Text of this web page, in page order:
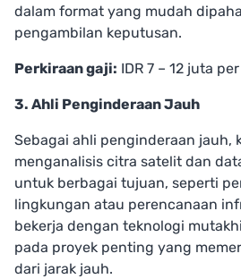
dalam format yang mudah
pengambilan keputusan.
Perkiraan gaji: IDR 7 – 12 juta
3. Ahli Penginderaan Jauh
Sebagai ahli penginderaan jauh,
menganalisis citra satelit dan
untuk berbagai tujuan, seperti
lingkungan atau perencanaan
bekerja dengan teknologi
pada proyek penting yang
dari jarak jauh.